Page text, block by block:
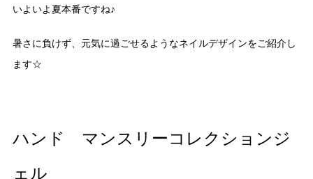
いよいよ夏本番ですね♪
暑さに負けず、元気に過ごせるようなネイルデザインをご紹介し
ます☆
ハンド マンスリーコレクションジ
ェル